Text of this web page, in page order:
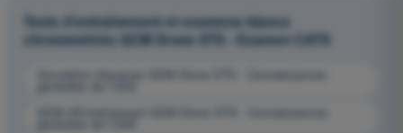
Tests d'entraînement et examens blancs
chronométrés QCM Drone STS - Examen CATS
Simulation d'examen QCM Drone STS - Connaissances
QCM d'Entraînement QCM Drone STS - Connaissances